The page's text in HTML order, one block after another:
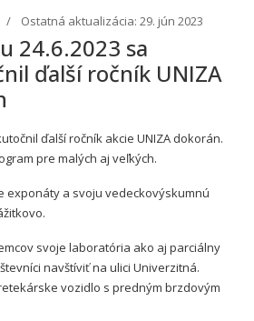
Ostatná aktualizácia: 29. jún 2023
24.6.2023 sa
ďalší ročník UNIZA
ďalší ročník akcie UNIZA dokorán.
pre malých aj veľkých.
exponáty a svoju vedeckovýskumnú
svoje laboratória ako aj parciálny
navštíviť na ulici Univerzitná.
vozidlo s predným brzdovým